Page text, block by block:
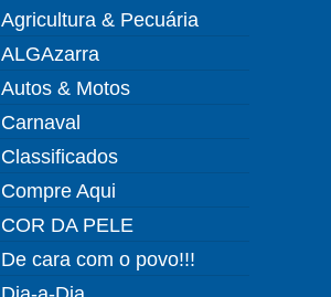
Agricultura & Pecuária
ALGAzarra
Autos & Motos
Carnaval
Classificados
Compre Aqui
COR DA PELE
De cara com o povo!!!